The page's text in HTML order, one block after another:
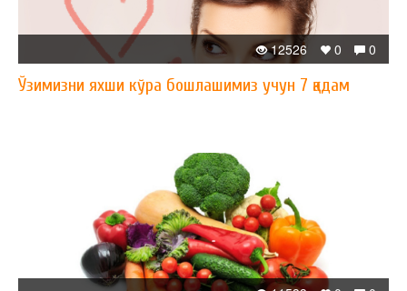
0
0
12526
Ўзимизни яхши кўра бошлашимиз учун 7 қадам